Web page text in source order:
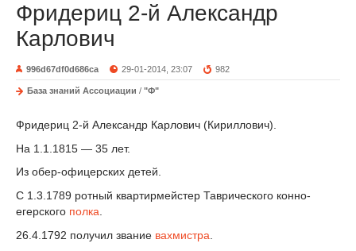
Фридериц 2-й Александр
Карлович
996d67df0d686ca 29-01-2014, 23:07 982
База знаний Ассоциации / "Ф"
Фридериц 2-й Александр Карлович (Кириллович).
На 1.1.1815 — 35 лет.
Из обер-офицерских детей.
С 1.3.1789 ротный квартирмейстер Таврического конно-
егерского полка
26.4.1792 получил звание вахмистра